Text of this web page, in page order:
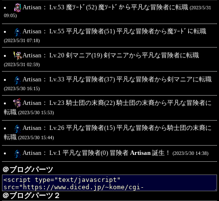
Artisan： Lv.53 魔ｿｰﾄﾞ(52) 魔ｿｰﾄﾞから平凡な冒険者に転職 (2023/5/31
09:05)
Artisan： Lv.55 平凡な冒険者(51) 平凡な冒険者から魔ｿｰﾄﾞに転職
(2023/5/31 07:18)
Artisan： Lv.20 剣マニア(19) 剣マニアから平凡な冒険者に転職
(2023/5/31 02:59)
Artisan： Lv.33 平凡な冒険者(37) 平凡な冒険者から剣マニアに転職
(2023/5/30 16:15)
Artisan： Lv.23 騎士団の末裔(22) 騎士団の末裔から平凡な冒険者に
転職 (2023/5/30 15:53)
Artisan： Lv.26 平凡な冒険者(15) 平凡な冒険者から騎士団の末裔に
転職 (2023/5/30 15:44)
Artisan： Lv.1 平凡な冒険者(0) 冒険者 Artisan誕生！ (2023/5/30 14:38)
＠ブログパーツ
＠ブログパーツ２